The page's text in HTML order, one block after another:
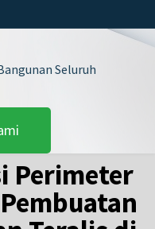
Seluruh
Perimeter